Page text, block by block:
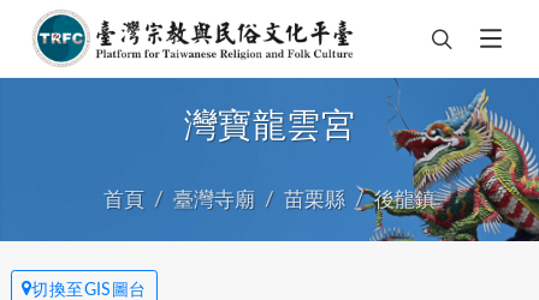
灣寶龍雲宮
首頁 臺灣寺廟 苗栗縣 後龍鎮
切換至GIS圖台